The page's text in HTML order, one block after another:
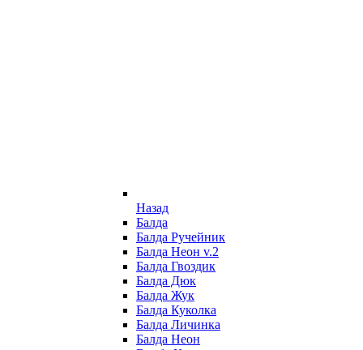
Назад
Балда
Балда Ручейник
Балда Неон v.2
Балда Гвоздик
Балда Дюк
Балда Жук
Балда Куколка
Балда Личинка
Балда Неон